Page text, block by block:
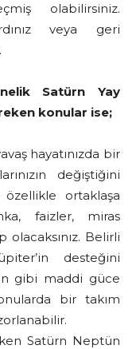
olabilirsiniz.
veya geri
Satürn Yay
konular ise;
hayatınızda bir
değiştiğini
ortaklaşa
faizler, miras
olacaksınız. Belirli
desteğini
gibi maddi güce
bir takım
Satürn Neptün